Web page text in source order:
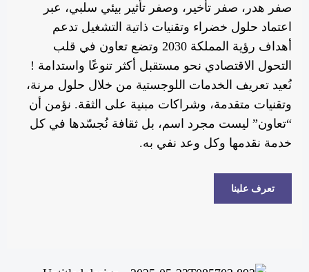
صفر هدر، صفر تأخير، وصفر تأثير بيئي سلبي، عبر
اعتماد حلول خضراء وتقنيات ذاتية التشغيل تدعم
أهداف رؤية المملكة 2030 وتضع تعاون في قلب
التحول الاقتصادي نحو مستقبل أكثر تنوعًا واستدامة !
نُعيد تعريف الخدمات اللوجستية من خلال حلول مرنة،
وتقنيات متقدمة، وشراكات مبنية على الثقة. نؤمن أن
“تعاون” ليست مجرد اسم، بل ثقافة نُجسّدها في كل
خدمة نقدمها وكل وعد نفي به.
تعرف علينا